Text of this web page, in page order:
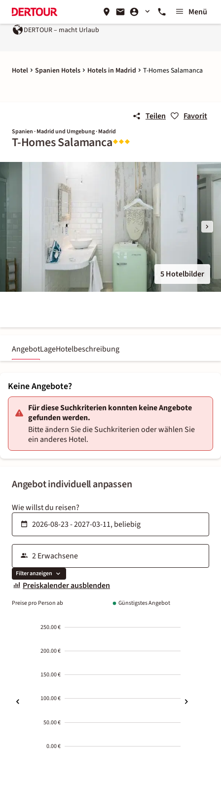
Menü
DERTOUR – macht Urlaub
Hotel Spanien Hotels Hotels in Madrid T-Homes Salamanca
Teilen Favorit
Spanien · Madrid und Umgebung · Madrid
T-Homes Salamanca
5 Hotelbilder
AngebotLageHotelbeschreibung
Angebot individuell anpassen
Wie willst du reisen?
Filter anzeigen
Preiskalender ausblenden
Preise pro Person ab Günstigstes Angebot
250.00 €
200.00 €
150.00 €
100.00 €
50.00 €
0.00 €
Keine Angebote?
Für diese Suchkriterien konnten keine Angebote
gefunden werden.
Bitte ändern Sie die Suchkriterien oder wählen Sie
ein anderes Hotel.